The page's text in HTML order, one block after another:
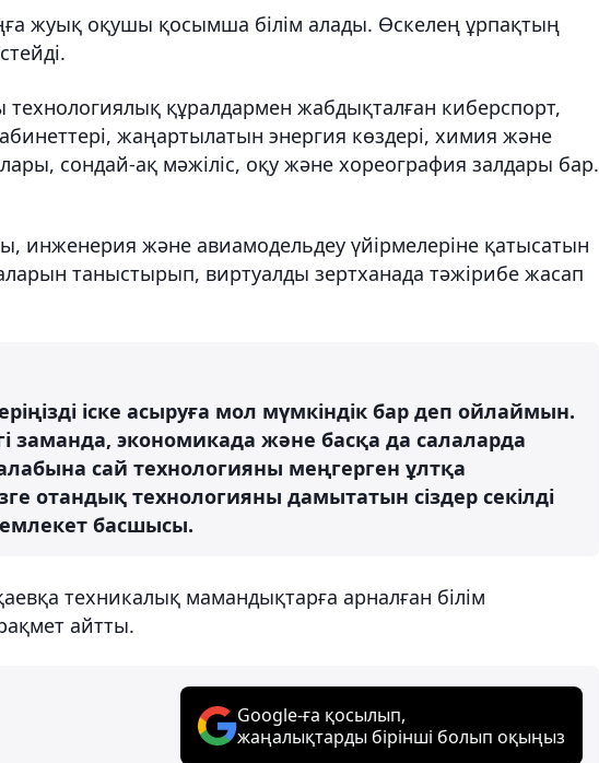
жуық оқушы қосымша білім алады. Өскелең ұрпақтың
құралдармен жабдықталған киберспорт,
жаңартылатын энергия көздері, химия және
сондай-ақ мәжіліс, оқу және хореография залдары бар.
инженерия және авиамодельдеу үйірмелеріне қатысатын
таныстырып, виртуалды зертханада тәжірибе жасап
іске асыруға мол мүмкіндік бар деп ойлаймын.
заманда, экономикада және басқа да салаларда
сай технологияны меңгерген ұлтқа
отандық технологияны дамытатын сіздер секілді
басшысы.
техникалық мамандықтарға арналған білім
айтты.
Google-ға қосылып,
жаңалықтарды бірінші болып оқыңыз